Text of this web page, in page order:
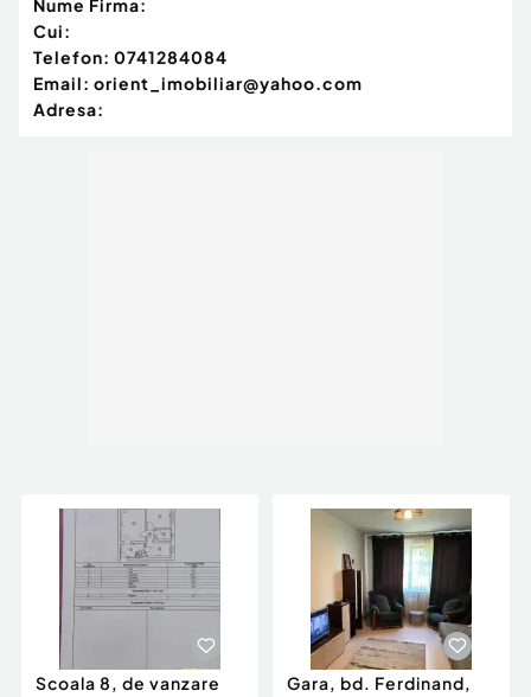
Nume Firma:
Cui:
Telefon: 0741284084
Email: orient_imobiliar@yahoo.com
Adresa:
Scoala 8, de vanzare
Gara, bd. Ferdinand,